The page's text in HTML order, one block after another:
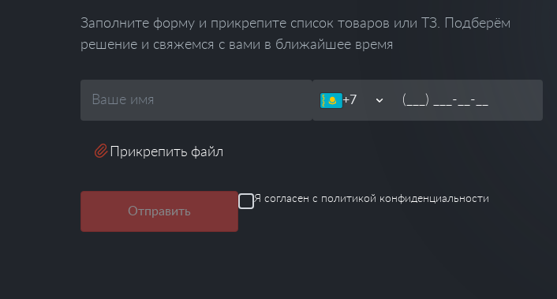
Заполните форму и прикрепите список товаров или ТЗ. Подберём
решение и свяжемся с вами в ближайшее время
Прикрепить файл
Отправить
Я согласен с политикой конфиденциальности